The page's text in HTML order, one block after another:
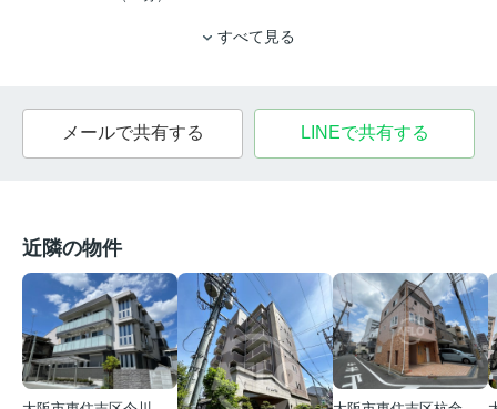
すべて見る
メールで共有する LINEで共有する
近隣の物件